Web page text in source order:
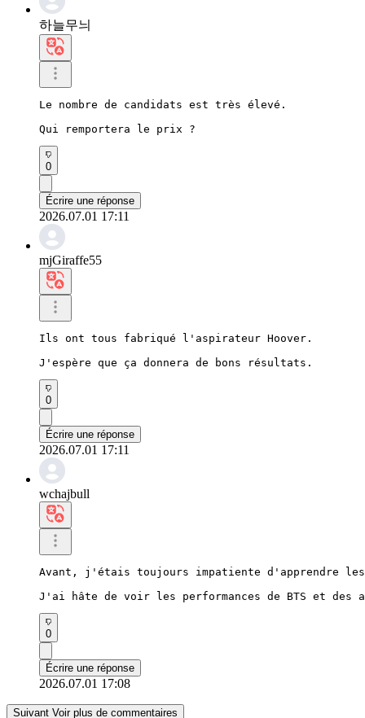
하늘무늬
Le nombre de candidats est très élevé.
Qui remportera le prix ?
0
Écrire une réponse
2026.07.01 17:11
mjGiraffe55
Ils ont tous fabriqué l'aspirateur Hoover.
J'espère que ça donnera de bons résultats.
0
Écrire une réponse
2026.07.01 17:11
wchajbull
Avant, j'étais toujours impatiente d'apprendre
J'ai hâte de voir les performances de BTS et des
0
Écrire une réponse
2026.07.01 17:08
Suivant Voir plus de commentaires